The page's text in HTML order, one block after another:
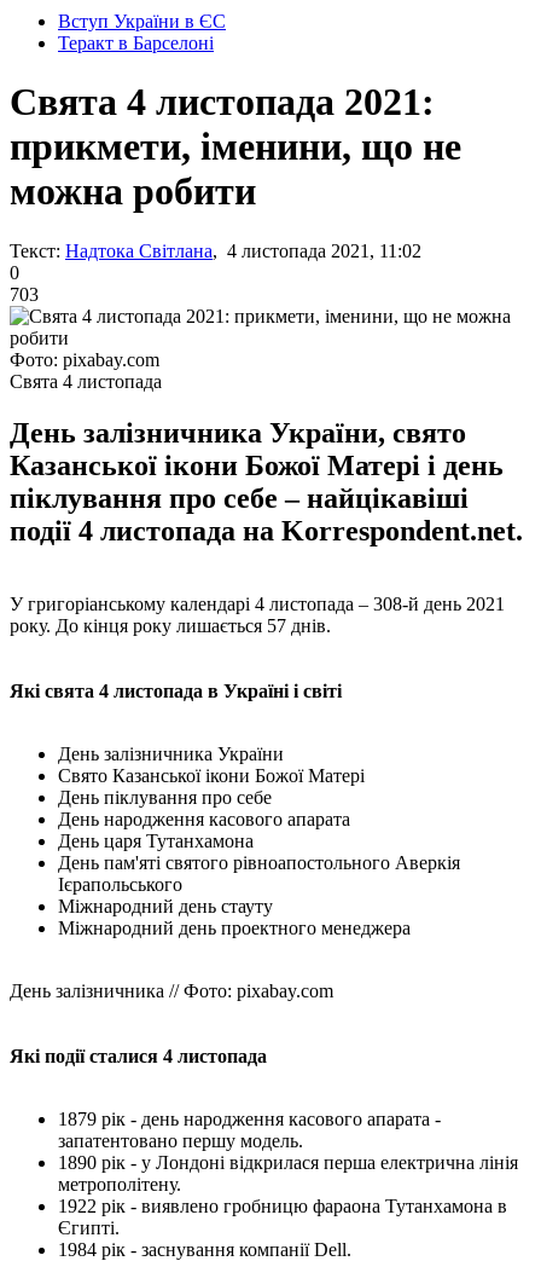
Вступ України в ЄС
Теракт в Барселоні
Свята 4 листопада 2021:
прикмети, іменини, що не
можна робити
Текст: Надтока Світлана, 4 листопада 2021, 11:02
0
703
Фото: pixabay.com
Свята 4 листопада
День залізничника України, свято
Казанської ікони Божої Матері і день
піклування про себе – найцікавіші
події 4 листопада на Korrespondent.net.
У григоріанському календарі 4 листопада – 308-й день 2021
року. До кінця року лишається 57 днів.
Які свята 4 листопада в Україні і світі
День залізничника України
Свято Казанської ікони Божої Матері
День піклування про себе
День народження касового апарата
День царя Тутанхамона
День пам'яті святого рівноапостольного Аверкія
Ієрапольського
Міжнародний день стауту
Міжнародний день проектного менеджера
День залізничника // Фото: pixabay.com
Які події сталися 4 листопада
1879 рік - день народження касового апарата -
запатентовано першу модель.
1890 рік - у Лондоні відкрилася перша електрична лінія
метрополітену.
1922 рік - виявлено гробницю фараона Тутанхамона в
Єгипті.
1984 рік - заснування компанії Dell.